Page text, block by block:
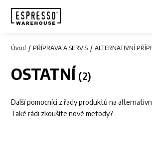
Úvod PŘÍPRAVA A SERVIS ALTERNATIVNÍ
OSTATNÍ
Další pomocníci z řady produktů na
Také rádi zkoušíte nové metody?